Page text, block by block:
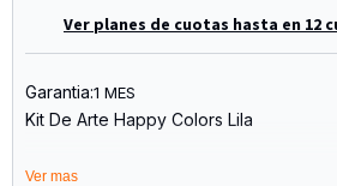
Ver planes de cuotas hasta en 12
Garantia:1 MES
Kit De Arte Happy Colors Lila
La Valija Incluye !
Ver mas